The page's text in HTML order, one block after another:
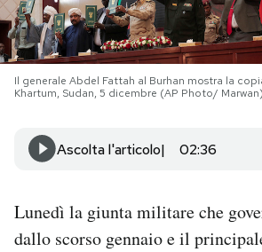
NEWSLETTER
I MIEI PREFERITI
AREA PERSONALE
Il generale Abdel Fattah al Burhan mostra la
Khartum, Sudan, 5 dicembre (AP Photo/ Marwan)
Ascolta l'articolo 02:36
Lunedì la giunta militare che
dallo scorso gennaio e il